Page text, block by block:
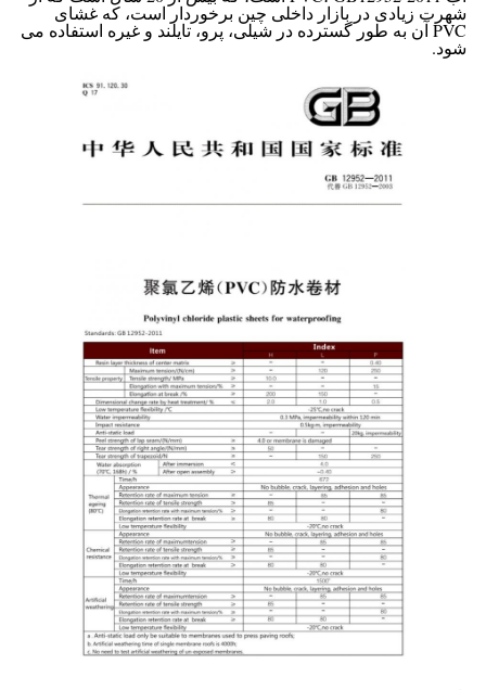
شهرت زیادی در بازار داخلی چین برخوردار است، که غشای
PVC آن به طور گسترده در شیلی، پرو، تایلند و غیره استفاده می
شود.